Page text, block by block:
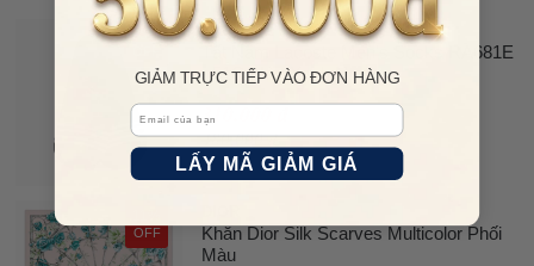
35% LACOSTE
Tất Nam Lacoste Men's Socks RA681E
- 51G Màu Xanh Navy
310.000 đ
480.000 đ
OFF
Khăn Dior Silk Scarves Multicolor Phối
Màu
GIẢM TRỰC TIẾP VÀO ĐƠN HÀNG
Email
LẤY MÃ GIẢM GIÁ